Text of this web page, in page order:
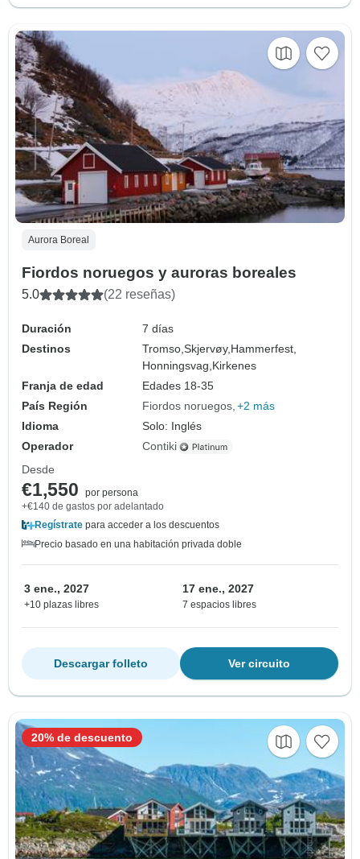
Aurora Boreal
Fiordos noruegos y auroras boreales
5.0 (22 reseñas)
Duración
7 días
Destinos
Tromso,Skjervøy, Hammerfest,
Honningsvag, Kirkenes
Franja de edad
Edades 18-35
País Región
Fiordos noruegos +2 más
Idioma
Solo: Inglés
Operador
Contiki
Desde
€1,550
por persona
+€140 de gastos por adelantado
Regístrate para acceder a los descuentos
Precio basado en una habitación privada doble
3 ene., 2027
+10 plazas libres
17 ene., 2027
7 espacios libres
Ver circuito
Descargar folleto
20% de descuento